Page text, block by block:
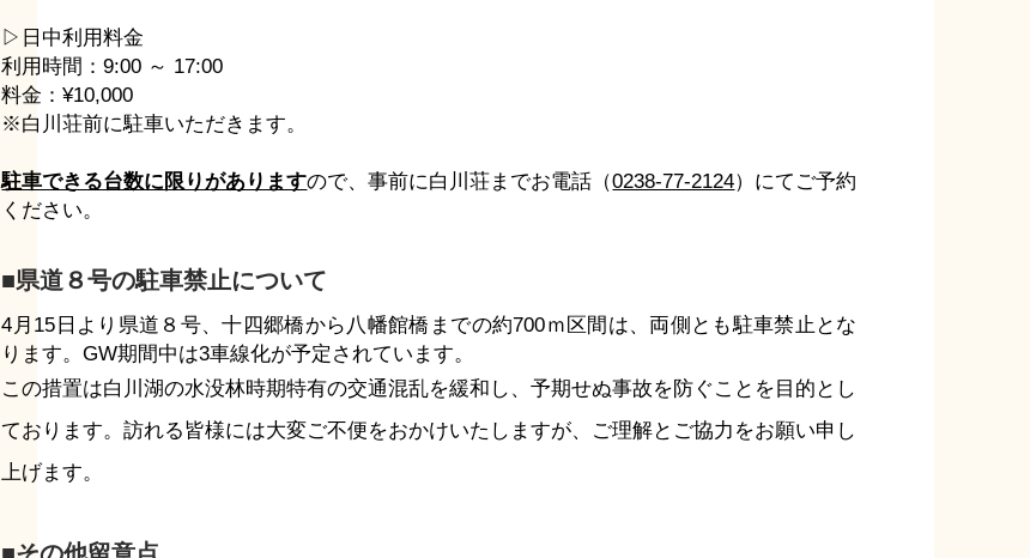
▷日中利用料金
利用時間：9:00 ～ 17:00
料金：¥10,000
※白川荘前に駐車いただきます。
駐車できる台数に限りがありますので、事前に白川荘までお電話（0238-77-2124）にてご予約
ください。
■県道８号の駐車禁止について
4月15日より県道８号、十四郷橋から八幡館橋までの約700ｍ区間は、両側とも駐車禁止とな
ります。GW期間中は3車線化が予定されています。
この措置は白川湖の水没林時期特有の交通混乱を緩和し、予期せぬ事故を防ぐことを目的とし
ております。訪れる皆様には大変ご不便をおかけいたしますが、ご理解とご協力をお願い申し
上げます。